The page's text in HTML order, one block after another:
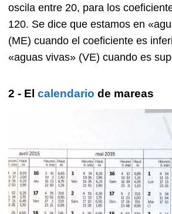
oscila entre 20, para los
120. Se dice que estamos en
(ME) cuando el coeficiente es
«aguas vivas» (VE) cuando es
2 - El calendario de mareas